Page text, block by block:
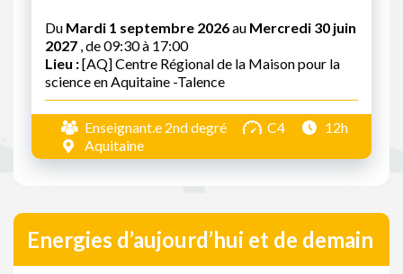
Du Mardi 1 septembre 2026au Mercredi 30 juin
2027 , de 09:30 à 17:00
Lieu :[AQ] Centre Régional de la Maison pour la
science en Aquitaine -Talence
Enseignant.e 2nd degré C4
12h
Aquitaine
Energies d’aujourd’hui et de demain